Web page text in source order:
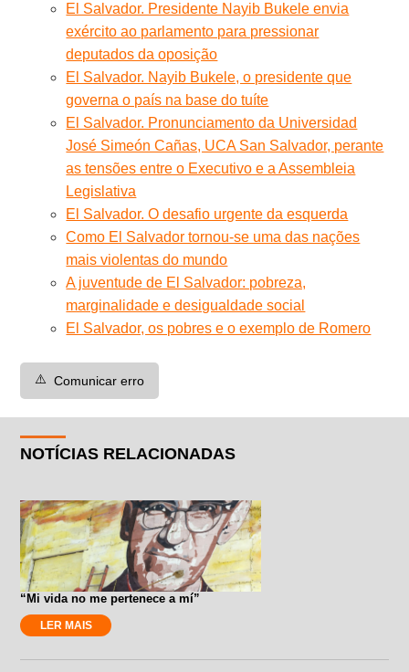
El Salvador. Presidente Nayib Bukele envia
exército ao parlamento para pressionar
deputados da oposição
El Salvador. Nayib Bukele, o presidente que
governa o país na base do tuíte
El Salvador. Pronunciamento da Universidad
José Simeón Cañas, UCA San Salvador, perante
as tensões entre o Executivo e a Assembleia
Legislativa
El Salvador. O desafio urgente da esquerda
Como El Salvador tornou-se uma das nações
mais violentas do mundo
A juventude de El Salvador: pobreza,
marginalidade e desigualdade social
El Salvador, os pobres e o exemplo de Romero
⚠️ Comunicar erro
NOTÍCIAS RELACIONADAS
“Mi vida no me pertenece a mí”
LER MAIS